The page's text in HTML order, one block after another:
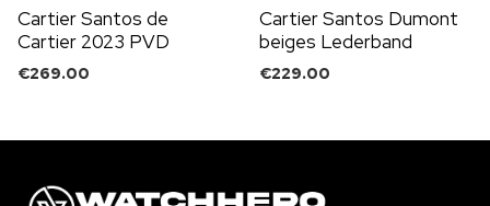
Cartier Santos de
Cartier 2023 PVD
Lünette blau
€269.00
Cartier Santos Dumont
beiges Lederband
€229.00